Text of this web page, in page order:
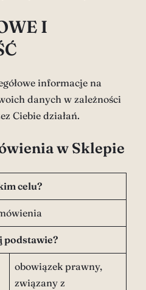
I
informacje na
danych w zależności
Ciebie działań.
w Sklepie
celu?
podstawie?
obowiązek prawny,
związany z